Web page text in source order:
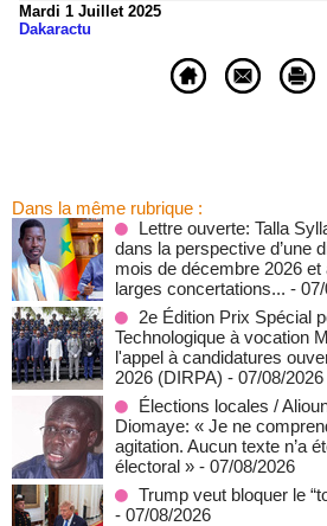
Mardi 1 Juillet 2025
Dakaractu
Dans la même rubrique :
Lettre ouverte: Talla
dans la perspective d’une
mois de décembre 2026
larges concertations... -
2e Édition Prix Spécial
Technologique à vocation
l'appel à candidatures
2026 (DIRPA) - 07/08/2026
Élections locales /
Diomaye: « Je ne
agitation. Aucun texte n’a
électoral » - 07/08/2026
Trump veut bloquer le
- 07/08/2026